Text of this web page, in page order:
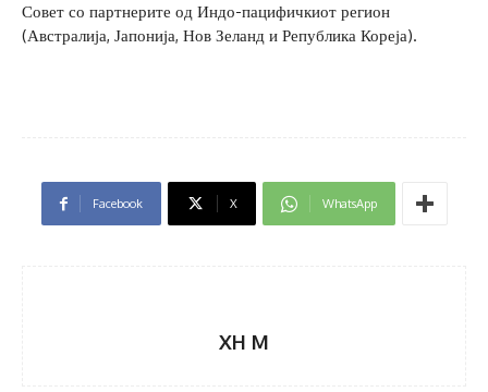
Совет со партнерите од Индо-пацифичкиот регион
(Австралија, Јапонија, Нов Зеланд и Република Кореја).
Facebook X WhatsApp
XH M